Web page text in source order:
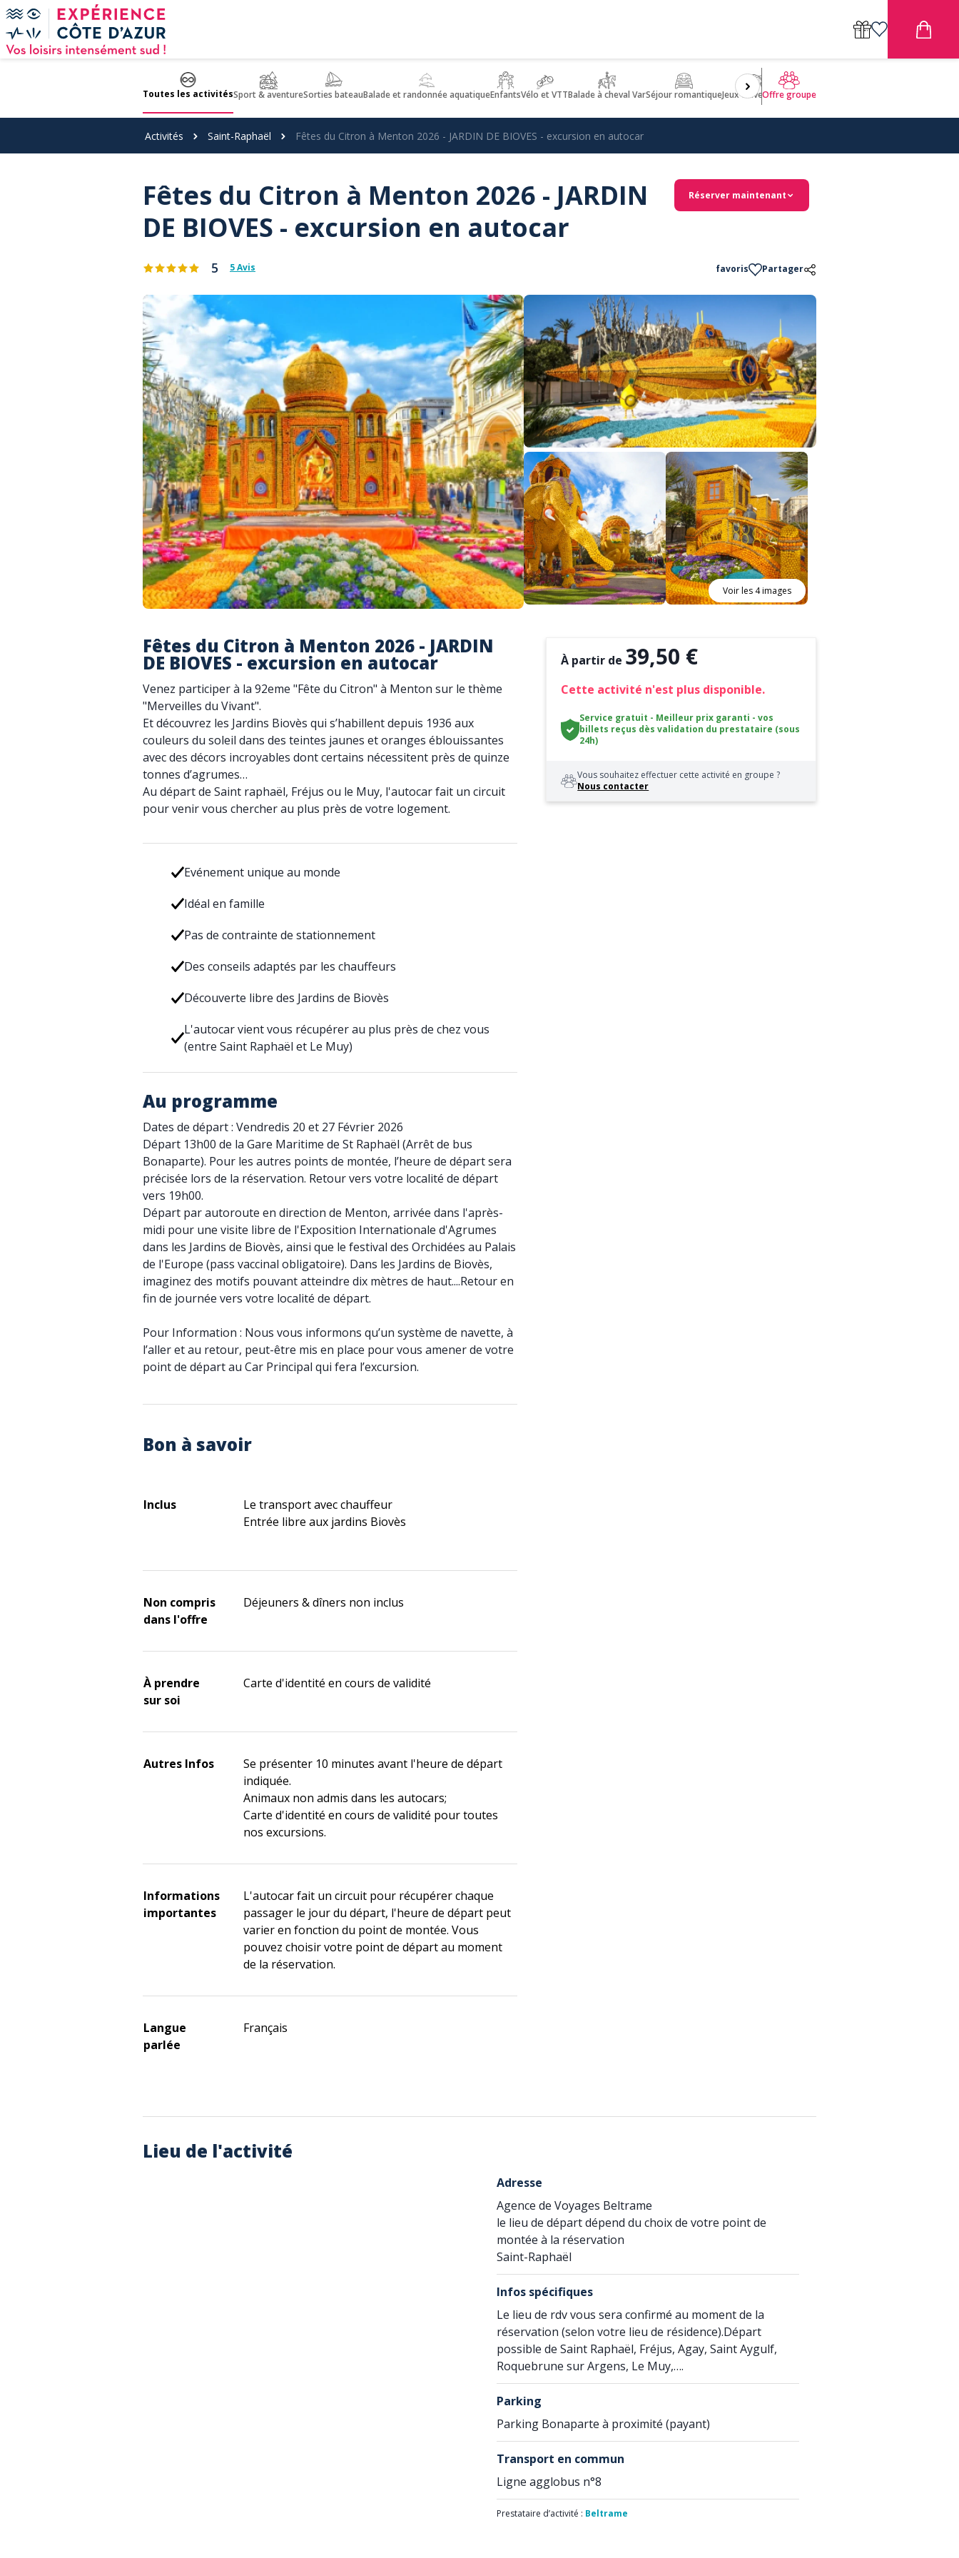
Panneau de gestion des cookies
Toutes les activitésSport & aventureSorties bateauBalade et randonnée aquatiqueEnfantsVélo et VTTBalade à cheval VarSéjour romantiqueJeux d'aventuresBien être
Offre groupe
Activités Saint-Raphaël Fêtes du Citron à Menton 2026 - JARDIN DE BIOVES - excursion en autocar
Fêtes du Citron à Menton 2026 - JARDIN
DE BIOVES - excursion en autocar
Réserver maintenant
5 5 Avis favoris Partager
Voir les 4 images
Fêtes du Citron à Menton 2026 - JARDIN
DE BIOVES - excursion en autocar
Venez participer à la 92eme "Fête du Citron" à Menton sur le thème
"Merveilles du Vivant".
Et découvrez les Jardins Biovès qui s’habillent depuis 1936 aux
couleurs du soleil dans des teintes jaunes et oranges éblouissantes
avec des décors incroyables dont certains nécessitent près de quinze
tonnes d’agrumes…
Au départ de Saint raphaël, Fréjus ou le Muy, l'autocar fait un circuit
pour venir vous chercher au plus près de votre logement.
Evénement unique au monde
Idéal en famille
Pas de contrainte de stationnement
Des conseils adaptés par les chauffeurs
Découverte libre des Jardins de Biovès
L'autocar vient vous récupérer au plus près de chez vous
(entre Saint Raphaël et Le Muy)
Au programme
Dates de départ : Vendredis 20 et 27 Février 2026
Départ 13h00 de la Gare Maritime de St Raphaël (Arrêt de bus
Bonaparte). Pour les autres points de montée, l’heure de départ sera
précisée lors de la réservation. Retour vers votre localité de départ
vers 19h00.
Départ par autoroute en direction de Menton, arrivée dans l'après-
midi pour une visite libre de l'Exposition Internationale d'Agrumes
dans les Jardins de Biovès, ainsi que le festival des Orchidées au Palais
de l'Europe (pass vaccinal obligatoire). Dans les Jardins de Biovès,
imaginez des motifs pouvant atteindre dix mètres de haut....Retour en
fin de journée vers votre localité de départ.
Pour Information : Nous vous informons qu’un système de navette, à
l’aller et au retour, peut-être mis en place pour vous amener de votre
point de départ au Car Principal qui fera l’excursion.
Bon à savoir
Inclus
Le transport avec chauffeur
Entrée libre aux jardins Biovès
Non compris
dans l'offre
Déjeuners & dîners non inclus
À prendre
sur soi
Carte d'identité en cours de validité
Autres Infos
Se présenter 10 minutes avant l'heure de départ
indiquée.
Animaux non admis dans les autocars;
Carte d'identité en cours de validité pour toutes
nos excursions.
Informations
importantes
L'autocar fait un circuit pour récupérer chaque
passager le jour du départ, l'heure de départ peut
varier en fonction du point de montée. Vous
pouvez choisir votre point de départ au moment
de la réservation.
Langue
parlée
Français
À partir de 39,50 €
Cette activité n'est plus disponible.
Service gratuit - Meilleur prix garanti - vos
billets reçus dès validation du prestataire (sous
24h)
Vous souhaitez effectuer cette activité en groupe ?
Nous contacter
Lieu de l'activité
Adresse
Agence de Voyages Beltrame
le lieu de départ dépend du choix de votre point de
montée à la réservation
Saint-Raphaël
Infos spécifiques
Le lieu de rdv vous sera confirmé au moment de la
réservation (selon votre lieu de résidence).Départ
possible de Saint Raphaël, Fréjus, Agay, Saint Aygulf,
Roquebrune sur Argens, Le Muy,….
Parking
Parking Bonaparte à proximité (payant)
Transport en commun
Ligne agglobus n°8
Prestataire d’activité : Beltrame